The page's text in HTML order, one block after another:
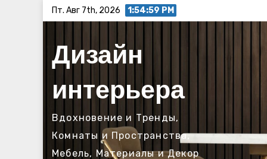
содержимому
Пт. Авг 7th, 2026 1:55:01 PM
Дизайн
интерьера
Вдохновение и Тренды,
Комнаты и Пространства,
Мебель, Материалы и Декор